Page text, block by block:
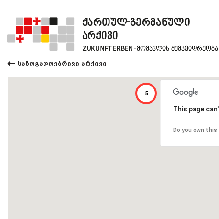
← საზოგადოებრივი არქივი
5
This page
Do you own